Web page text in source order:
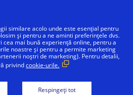
similare acolo unde este esențial pentru
și pentru a ne aminti preferințele dvs.
cea mai bună experiență online, pentru a
noastre și pentru a permite marketing
noștri de marketing). Pentru detalii,
privindcookie-urile.
Respingeți tot